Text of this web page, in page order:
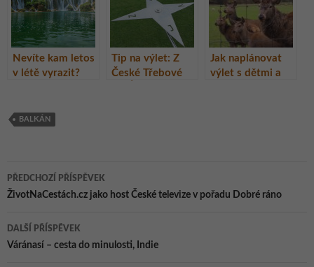
Nevíte kam letos
v létě vyrazit?
Tip na výlet: Z
České Třebové
Jak naplánovat
výlet s dětmi a
BALKÁN
Navigace
pro
příspěvky
PŘEDCHOZÍ PŘÍSPĚVEK
ŽivotNaCestách.cz jako host České televize v pořadu Dobré ráno
DALŠÍ PŘÍSPĚVEK
Váránasí – cesta do minulosti, Indie